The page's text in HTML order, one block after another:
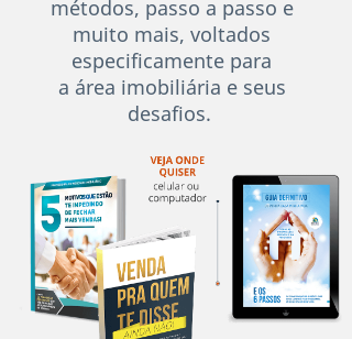
métodos, passo a passo e
muito mais, voltados
especificamente para
a área imobiliária e seus
desafios.